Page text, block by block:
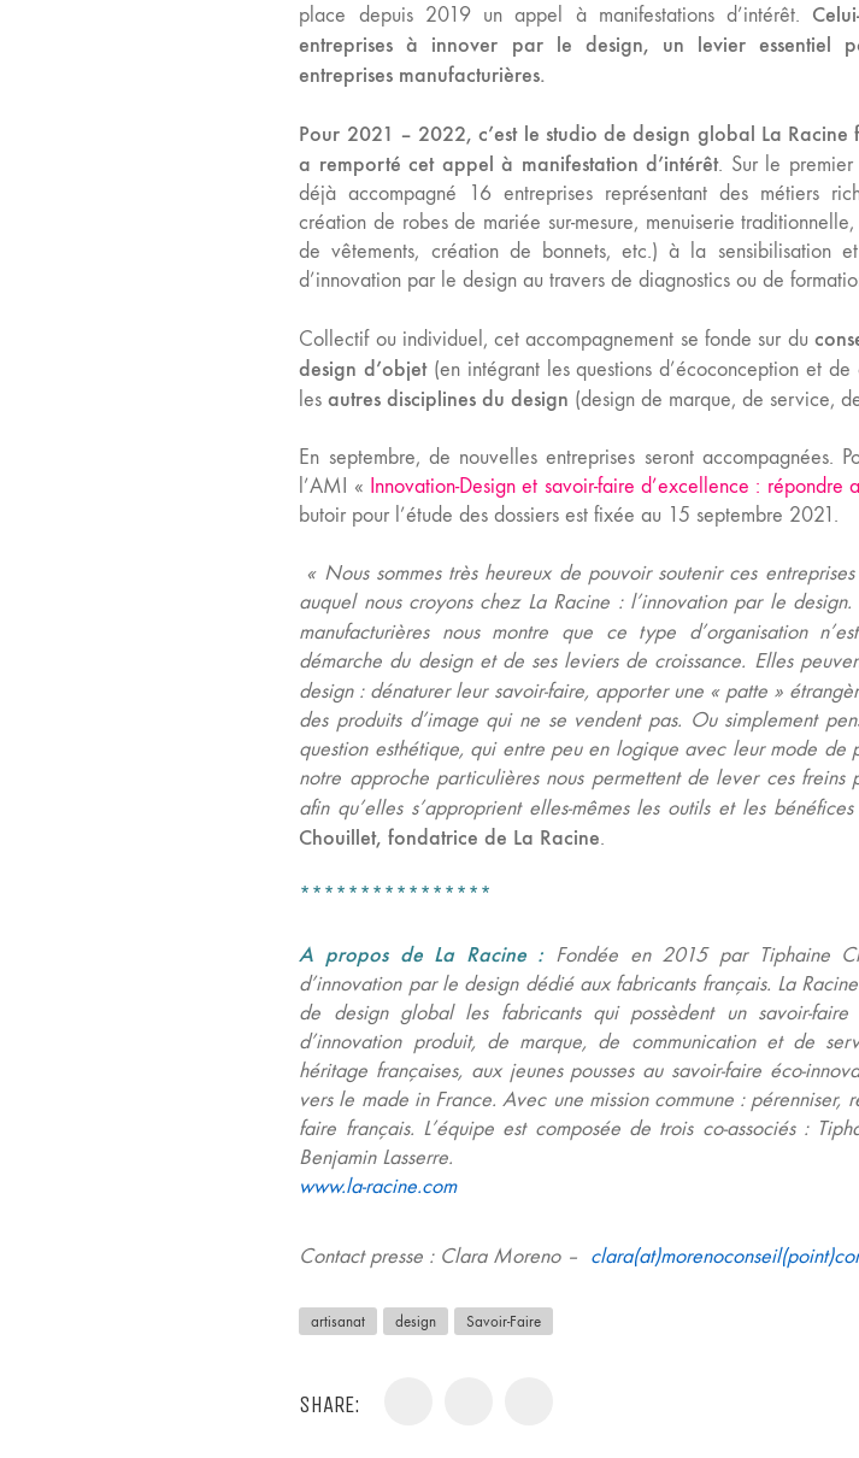
place depuis 2019 un appel à manifestations d’intérêt.
entreprises à innover par le design, un levier essentiel
entreprises manufacturières.
Pour 2021 – 2022, c’est le studio de design global La
a remporté cet appel à manifestation d’intérêt. Sur le premier
déjà accompagné 16 entreprises représentant des métiers
création de robes de mariée sur-mesure, menuiserie
de vêtements, création de bonnets, etc.) à la sensibilisation
d’innovation par le design au travers de diagnostics ou de
Collectif ou individuel, cet accompagnement se fonde sur du
design d’objet(en intégrant les questions d’écoconception et
lesautres disciplines du design (design de marque, de service,
En septembre, de nouvelles entreprises seront accompagnées.
l’AMI « Innovation-Design et savoir-faire d’excellence : répondre
butoir pour l’étude des dossiers est fixée au 15 septembre 2021.
« Nous sommes très heureux de pouvoir soutenir ces
auquel nous croyons chez La Racine : l’innovation par le
manufacturières nous montre que ce type d’organisation
démarche du design et de ses leviers de croissance. Elles
design : dénaturer leur savoir-faire, apporter une « patte »
des produits d’image qui ne se vendent pas. Ou simplement
question esthétique, qui entre peu en logique avec leur mode
notre approche particulières nous permettent de lever ces freins
afin qu’elles s’approprient elles-mêmes les outils et les
Chouillet, fondatrice de La Racine.
****************
A propos de La Racine : Fondée en 2015 par Tiphaine
d’innovation par le design dédié aux fabricants français. La
de design global les fabricants qui possèdent un savoir-
d’innovation produit, de marque, de communication et de
héritage françaises, aux jeunes pousses au savoir-faire éco-
vers le made in France. Avec une mission commune : pérenniser,
faire français. L’équipe est composée de trois co-associés :
Benjamin Lasserre.
www.la-racine.com
Contact presse : Clara Moreno –
artisanat design Savoir-Faire
SHARE: